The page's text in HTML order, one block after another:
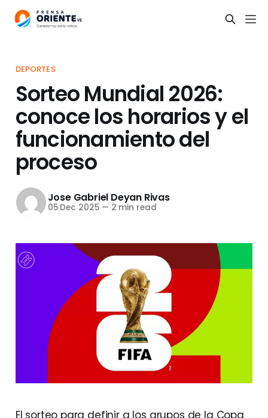
DEPORTES
Sorteo Mundial 2026:
conoce los horarios y el
funcionamiento del
proceso
Jose Gabriel Deyan Rivas
05 Dec 2025 — 2 min read